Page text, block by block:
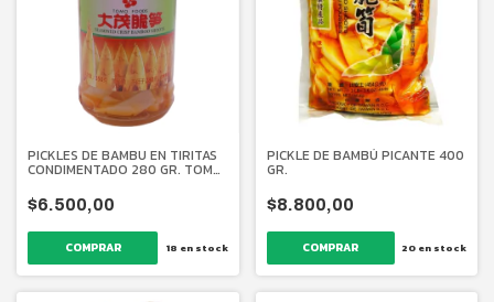
PICKLES DE BAMBU EN TIRITAS
CONDIMENTADO 280 GR. TOMO
$6.500,00
18 en stock
PICKLE DE BAMBÚ PICANTE 400
GR.
$8.800,00
20 en stock